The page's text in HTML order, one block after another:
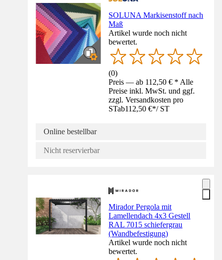
SOLUNA Markisenstoff nach
Maß
Artikel wurde noch nicht
bewertet.
(0)
Preis — ab 112,50 € * Alle
Preise inkl. MwSt. und ggf.
zzgl. Versandkosten pro
STab112,50 €*/ ST
Online bestellbar
Nicht reservierbar
Mirador Pergola mit
Lamellendach 4x3 Gestell
RAL 7015 schiefergrau
(Wandbefestigung)
Artikel wurde noch nicht
bewertet.